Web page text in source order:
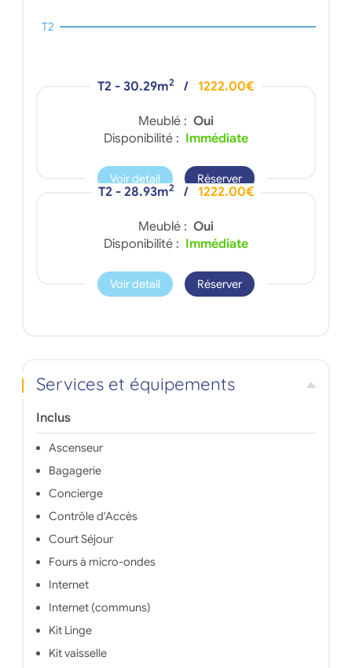
T2
T2 - 30.29m2 / 1222.00€
Meublé : Oui
Disponibilité : Immédiate
Voir detail Réserver
T2 - 28.93m2 / 1222.00€
Meublé : Oui
Disponibilité : Immédiate
Voir detail Réserver
Services et équipements
Inclus
Ascenseur
Bagagerie
Concierge
Contrôle d'Accès
Court Séjour
Fours à micro-ondes
Internet
Internet (communs)
Kit Linge
Kit vaisselle